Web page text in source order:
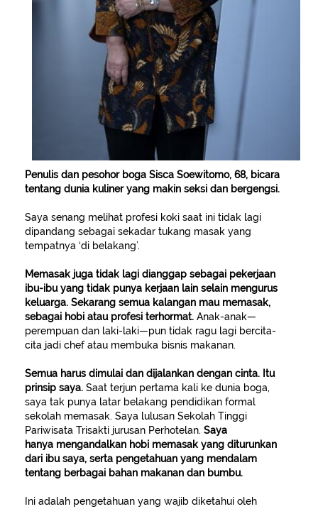
Penulis dan pesohor boga Sisca Soewitomo, 68, bicara
tentang dunia kuliner yang makin seksi dan bergengsi.
Saya senang melihat profesi koki saat ini tidak lagi
dipandang sebagai sekadar tukang masak yang
tempatnya ‘di belakang’.
Memasak juga tidak lagi dianggap sebagai pekerjaan
ibu-ibu yang tidak punya kerjaan lain selain mengurus
keluarga. Sekarang semua kalangan mau memasak,
sebagai hobi atau profesi terhormat. Anak-anak—
perempuan dan laki-laki—pun tidak ragu lagi bercita-
cita jadi chef atau membuka bisnis makanan.
Semua harus dimulai dan dijalankan dengan cinta. Itu
prinsip saya. Saat terjun pertama kali ke dunia boga,
saya tak punya latar belakang pendidikan formal
sekolah memasak. Saya lulusan Sekolah Tinggi
Pariwisata Trisakti jurusan Perhotelan. Saya
hanya mengandalkan hobi memasak yang diturunkan
dari ibu saya, serta pengetahuan yang mendalam
tentang berbagai bahan makanan dan bumbu.
Ini adalah pengetahuan yang wajib diketahui oleh